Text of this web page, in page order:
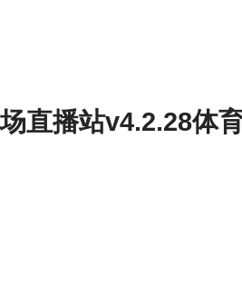
直播站v4.2.28体